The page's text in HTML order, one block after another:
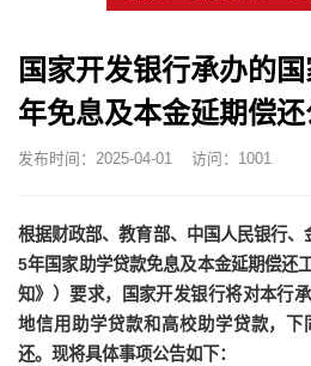
国家开发银行承办的
年免息及本金延期偿
发布时间：2025-04-01 访问： 1001
根据财政部、教育部、中国人民银行
5年国家助学贷款免息及本金延期偿还
知》）要求，国家开发银行将对本行
地信用助学贷款和高校助学贷款，
还。现将具体事项公告如下：